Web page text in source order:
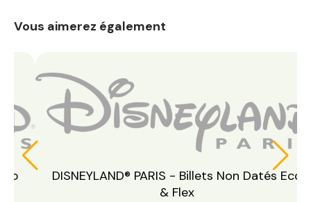
Vous aimerez également
DISNEYLAND® PARIS - Billets Non Datés Eco
& Flex